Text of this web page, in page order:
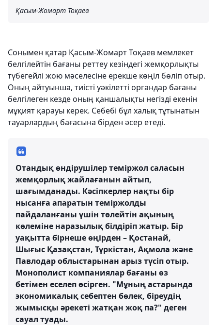
Қасым-Жомарт Тоқаев
Сонымен қатар Қасым-Жомарт Тоқаев мемлекет
белгілейтін бағаны реттеу кезіндегі жемқорлықты
түбегейлі жою мәселесіне ерекше көңіл бөліп отыр.
Оның айтуынша, тиісті уәкілетті органдар бағаны
белгілеген кезде оның қаншалықты негізді екенін
мұқият қарауы керек. Себебі бұл халық тұтынатын
тауарлардың бағасына бірден әсер етеді.
Отандық өндірушілер теміржол саласын
жемқорлық жайлағанын айтып,
шағымданады. Кәсіпкерлер нақты бір
нысанға апаратын теміржолды
пайдаланғаны үшін төлейтін ақының
көлеміне наразылық білдіріп жатыр. Бір
уақытта бірнеше өңірден – Қостанай,
Шығыс Қазақстан, Түркістан, Ақмола және
Павлодар облыстарынан арыз түсіп отыр.
Монополист компаниялар бағаны өз
бетімен еселеп өсірген. "Мұның астарында
экономикалық себептен бөлек, біреудің
жымысқы әрекеті жатқан жоқ па?" деген
сауал туады.